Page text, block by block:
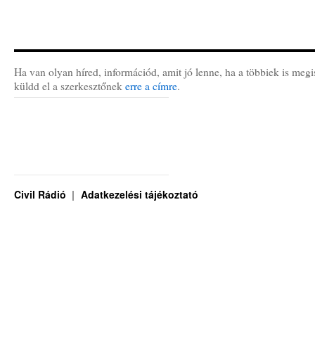
Ha van olyan híred, információd, amit jó lenne, ha a többiek is
küldd el a szerkesztőnek erre a címre.
Civil Rádió Adatkezelési tájékoztató